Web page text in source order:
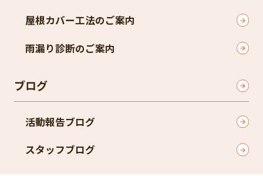
屋根カバー工法のご案内
雨漏り診断のご案内
ブログ
活動報告ブログ
スタッフブログ